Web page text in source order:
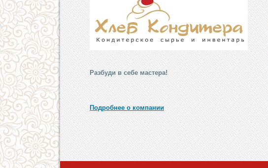
Разбуди в себе мастера!
Подробнее о компании